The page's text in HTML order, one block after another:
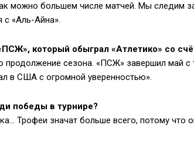
можно большем числе матчей. Мы следим
с «Аль-Айна».
который обыграл «Атлетико» со
продолжение сезона. «ПСЖ» завершил май
в США с огромной уверенностью».
победы в турнире?
Трофеи значат больше всего, потому что